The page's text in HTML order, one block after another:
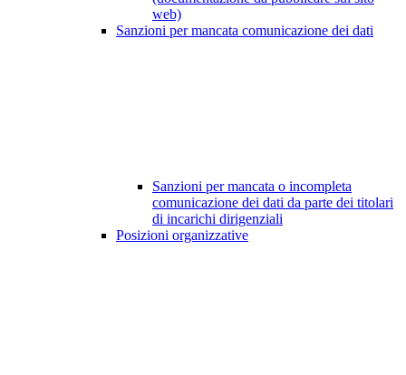
web)
Sanzioni per mancata comunicazione dei dati
Sanzioni per mancata o incompleta
comunicazione dei dati da parte dei titolari
di incarichi dirigenziali
Posizioni organizzative